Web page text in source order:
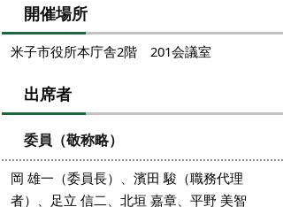
開催場所
米子市役所本庁舎2階 201会議室
出席者
委員（敬称略）
岡 雄一 （委員長）、 濱田 駿 （職務代理
者）、足立 信二、北垣 嘉章、平野 美智